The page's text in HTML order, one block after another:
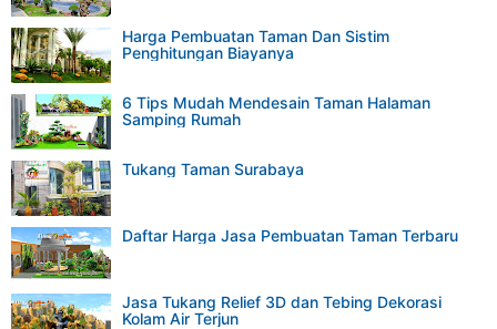
Harga Pembuatan Taman Dan Sistim
Penghitungan Biayanya
6 Tips Mudah Mendesain Taman Halaman
Samping Rumah
Tukang Taman Surabaya
Daftar Harga Jasa Pembuatan Taman Terbaru
Jasa Tukang Relief 3D dan Tebing Dekorasi
Kolam Air Terjun